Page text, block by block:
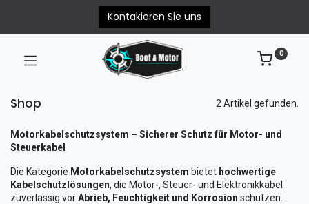
Kontakieren Sie uns
0
Shop 2 Artikel gefunden.
Motorkabelschutzsystem – Sicherer Schutz für Motor- und
Steuerkabel
Die Kategorie Motorkabelschutzsystem bietet hochwertige
Kabelschutzlösungen, die Motor-, Steuer- und Elektronikkabel
zuverlässig vorAbrieb, Feuchtigkeit und Korrosion schützen.